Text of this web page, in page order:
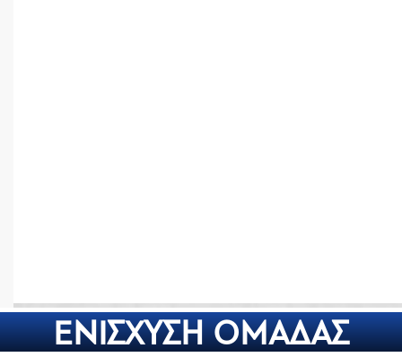
ΕΝΙΣΧΥΣΗ ΟΜΑΔΑΣ